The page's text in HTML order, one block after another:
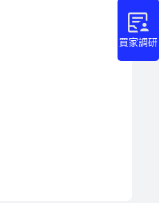
買家調研